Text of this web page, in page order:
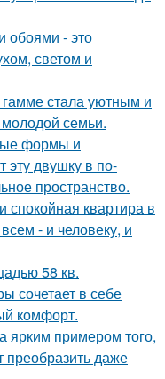
обоями - это
светом и
стала уютным и
семьи.
формы и
двушку в по-
пространство.
спокойная квартира в
- и человеку, и
58 кв.
сочетает в себе
комфорт.
ярким примером того,
преобразить даже